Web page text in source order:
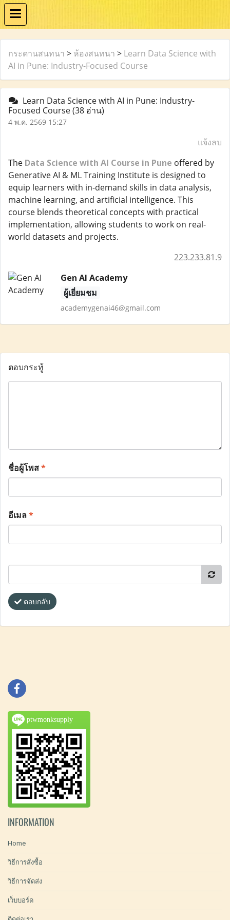
กระดานสนทนา > ห้องสนทนา > Learn Data Science with
AI in Pune: Industry-Focused Course
Learn Data Science with AI in Pune: Industry-
Focused Course(38 อ่าน)
4 พ.ค. 2569 15:27
แจ้งลบ
The Data Science with AI Course in Pune offered by
Generative AI & ML Training Institute is designed to
equip learners with in-demand skills in data analysis,
machine learning, and artificial intelligence. This
course blends theoretical concepts with practical
implementation, allowing students to work on real-
world datasets and projects.
223.233.81.9
Gen AI Academy
ผู้เยี่ยมชม
academygenai46@gmail.com
ตอบกระทู้
ชื่อผู้โพส*
อีเมล*
ตอบกลับ
ptwmonksupply
INFORMATION
Home
วิธีการสั่งซื้อ
วิธีการจัดส่ง
เว็บบอร์ด